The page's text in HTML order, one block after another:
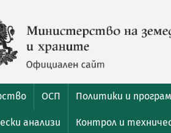
ОСП Политики и
анализи Контрол и